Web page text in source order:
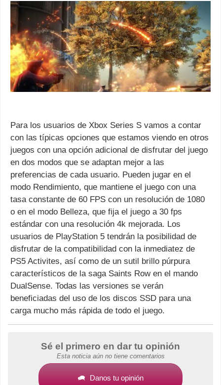
Para los usuarios de Xbox Series S vamos a contar
con las típicas opciones que estamos viendo en otros
juegos con una opción adicional de disfrutar del juego
en dos modos que se adaptan mejor a las
preferencias de cada usuario. Pueden jugar en el
modo Rendimiento, que mantiene el juego con una
tasa constante de 60 FPS con un resolución de 1080
o en el modo Belleza, que fija el juego a 30 fps
estándar con una resolución 4k mejorada. Los
usuarios de PlayStation 5 tendrán la posibilidad de
disfrutar de la compatibilidad con la inmediatez de
PS5 Activites, así como de un sutil brillo púrpura
característicos de la saga Saints Row en el mando
DualSense. Todas las versiones se verán
beneficiadas del uso de los discos SSD para una
carga mucho más rápida de todo el juego.
Sé el primero en dar tu opinión
Esta noticia aún no tiene comentarios
Danos tu opinión